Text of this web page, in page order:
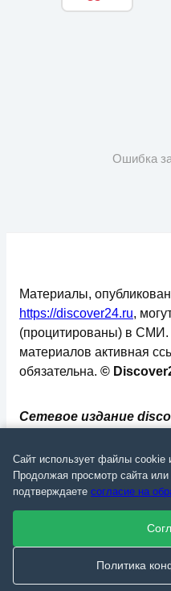
Ошибка
✅ 📄 💬
Сетевое издание
надзору в сфере
технологий и
(Роскомнадзор).
ФС 77 - 73793.
Материалы,
https://discover24.ru,
(процитированы) в
материалов активная
обязательна. ©
Сайт использует файлы cookie
Продолжая просмотр сайта
подтверждаете согласие на
Политика